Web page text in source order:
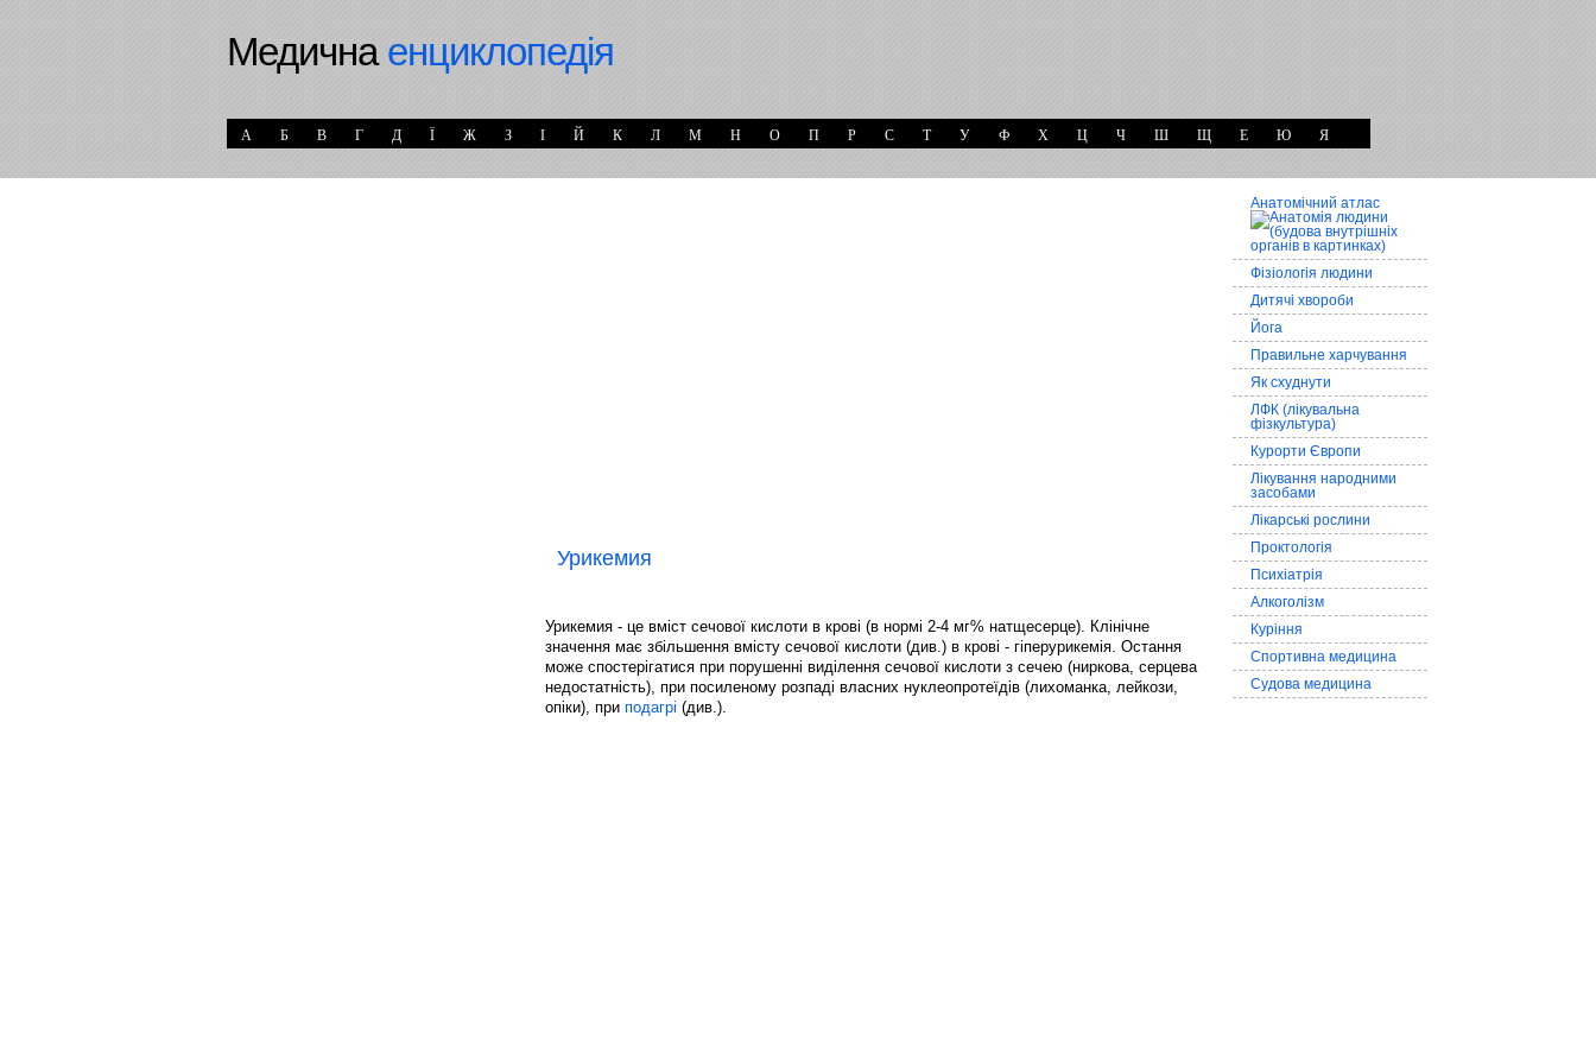
Медичнаенциклопедія
А Б В Г Д Ї Ж З І Й К Л М Н О П Р С Т У Ф Х Ц Ч Ш Щ Е Ю Я
Урикемия
Урикемия - це вміст сечової кислоти в крові (в нормі 2-4 мг% натщесерце). Клінічне
значення має збільшення вмісту сечової кислоти (див.) в крові - гіперурикемія. Остання
може спостерігатися при порушенні виділення сечової кислоти з сечею (ниркова, серцева
недостатність), при посиленому розпаді власних нуклеопротеїдів (лихоманка, лейкози,
опіки), при подагрі (див.).
Анатомічний атлас
Фізіологія людини
Дитячі хвороби
Йога
Правильне харчування
Як схуднути
ЛФК (лікувальна
фізкультура)
Курорти Європи
Лікування народними
засобами
Лікарські рослини
Проктологія
Психіатрія
Алкоголізм
Куріння
Спортивна медицина
Судова медицина